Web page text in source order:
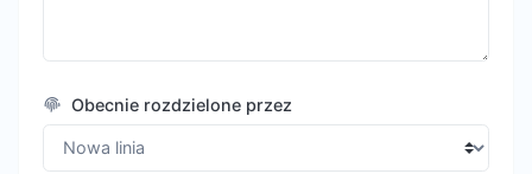
Obecnie rozdzielone przez